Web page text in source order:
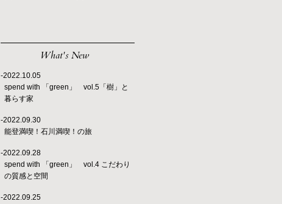
What's New
-2022.10.05
spend with 「green」 vol.5「樹」と
暮らす家
-2022.09.30
能登満喫！石川満喫！の旅
-2022.09.28
spend with 「green」 vol.4 こだわり
の質感と空間
-2022.09.25